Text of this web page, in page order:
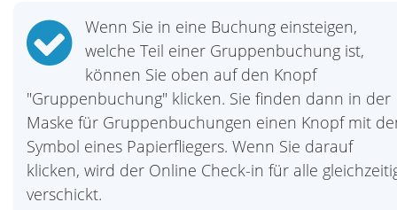
Wenn Sie in eine Buchung einsteigen,
welche Teil einer Gruppenbuchung ist,
können Sie oben auf den Knopf
"Gruppenbuchung" klicken. Sie finden dann in der
Maske für Gruppenbuchungen einen Knopf mit
Symbol eines Papierfliegers. Wenn Sie darauf
klicken, wird der Online Check-in für alle
verschickt.